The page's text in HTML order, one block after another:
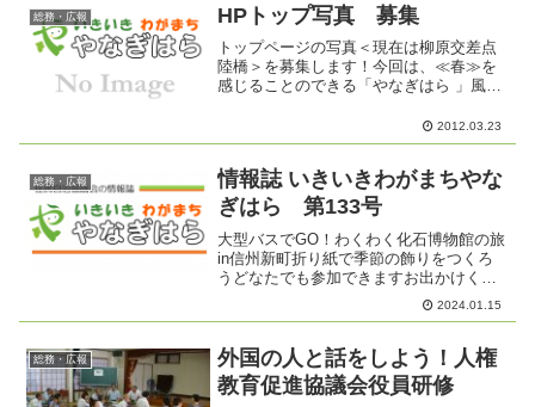
まりください。☆...
総務・広報 HPトップ写真 募集
トップページの写真＜現在は柳原交差点
陸橋＞を募集します！今回は、≪春≫を
感じることのできる「やなぎはら 」風
まちやなぎはら」は、見るだけのHPでは
なく、参加するHPみなさんとともにつく
2012.03.23
総務・広報
情報誌 いきいきわがまちやな
ぎはら 第133号
大型バスでGO！わくわく化石博物館の旅
in信州新町折り紙で季節の飾りをつくろ
うどなたでも参加できますお出かけくだ
さい【開催日】 ２月６日(火)【場
所】 柳原総合市民センター 学習室
時間内でしたらいつ...
2024.01.15
総務・広報
外国の人と話をしよう！人権
教育促進協議会役員研修